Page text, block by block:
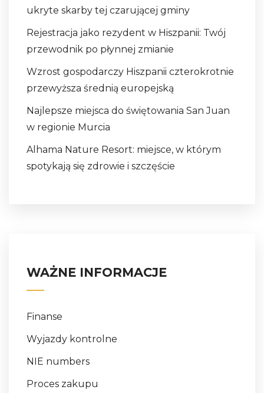
ukryte skarby tej czarującej gminy
Rejestracja jako rezydent w Hiszpanii: Twój
przewodnik po płynnej zmianie
Wzrost gospodarczy Hiszpanii czterokrotnie
przewyższa średnią europejską
Najlepsze miejsca do świętowania San Juan
w regionie Murcia
Alhama Nature Resort: miejsce, w którym
spotykają się zdrowie i szczęście
WAŻNE INFORMACJE
Finanse
Wyjazdy kontrolne
NIE numbers
Proces zakupu